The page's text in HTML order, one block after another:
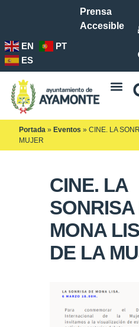
Prensa
Accesible
EN
PT
ES
Portada » Eventos » CINE. LA
MUJER
CINE. LA
SONRISA
MONA
DE LA